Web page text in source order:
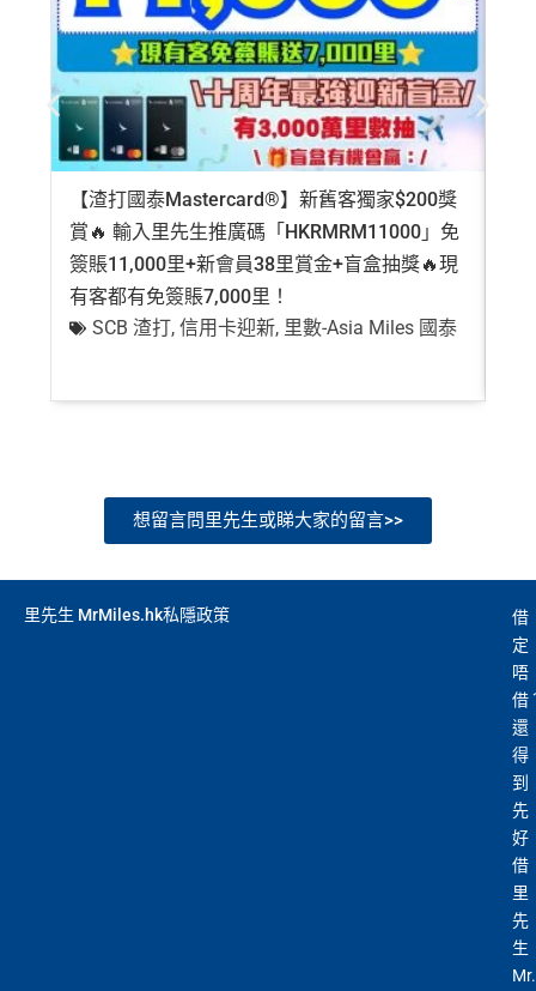
【渣打國泰Mastercard®】新舊客獨家$200獎
賞🔥 輸入里先生推廣碼「HKRMRM11000」免
簽賬11,000里+新會員38里賞金+盲盒抽獎🔥現
有客都有免簽賬7,000里！
SCB 渣打,信用卡迎新, 里數-Asia Miles 國泰
想留言問里先生或睇大家的留言>>
里先生 MrMiles.hk私隱政策
借
定
唔
借
還
得
到
先
好
借
里
先
生
Mr.